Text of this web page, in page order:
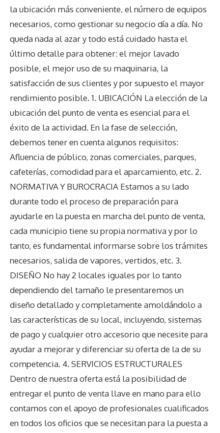
la ubicación más conveniente, el número de equipos
necesarios, como gestionar su negocio día a día. No
queda nada al azar y todo está cuidado hasta el
último detalle para obtener: el mejor lavado
posible, el mejor uso de su maquinaria, la
satisfacción de sus clientes y por supuesto el mayor
rendimiento posible. 1. UBICACIÓN La elección de la
ubicación del punto de venta es esencial para el
éxito de la actividad. En la fase de selección,
debemos tener en cuenta algunos requisitos:
Afluencia de público, zonas comerciales, parques,
cafeterías, comodidad para el aparcamiento, etc. 2.
NORMATIVA Y BUROCRACIA Estamos a su lado
durante todo el proceso de preparación para
ayudarle en la puesta en marcha del punto de venta,
cada municipio tiene su propia normativa y por lo
tanto, es fundamental informarse sobre los trámites
necesarios, salida de vapores, vertidos, etc. 3.
DISEÑO No hay 2 locales iguales por lo tanto
dependiendo del tamaño le presentaremos un
diseño detallado y completamente amoldándolo a
las características de su local, incluyendo, sistemas
de pago y cualquier otro accesorio que necesite para
ayudar a mejorar y diferenciar su oferta de la de su
competencia. 4. SERVICIOS ESTRUCTURALES
Dentro de nuestra oferta está la posibilidad de
entregar el punto de venta llave en mano para ello
contamos con el apoyo de profesionales cualificados
en todos los oficios que se necesitan para la puesta a